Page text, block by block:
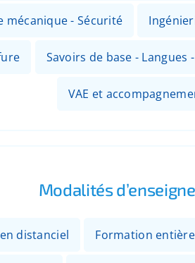
- Sécurité
Savoirs de base -
VAE et
Modalités
distanciel Formation